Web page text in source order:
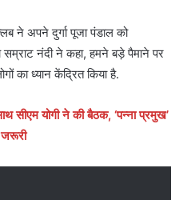
ने अपने दुर्गा पूजा पंडाल को
नंदी ने कहा, हमने बड़े पैमाने पर
का ध्यान केंद्रित किया है.
सीएम योगी ने की बैठक, ‘पन्ना प्रमुख’
जरूरी